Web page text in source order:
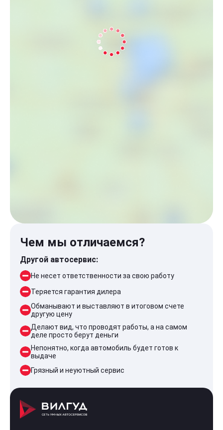
Чем мы отличаемся?
Другой автосервис:
Не несет ответственности за свою работу
Теряется гарантия дилера
Обманывают и выставляют в итоговом счете
другую цену
Делают вид, что проводят работы, а на самом
деле просто берут деньги
Непонятно, когда автомобиль будет готов к
выдаче
Грязный и неуютный сервис